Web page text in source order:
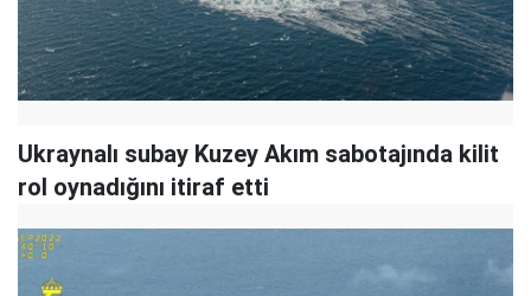
Ukraynalı subay Kuzey Akım sabotajında kilit
rol oynadığını itiraf etti